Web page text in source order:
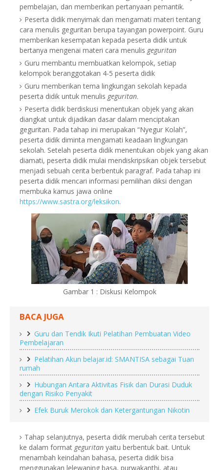
pembelajan, dan memberikan pertanyaan pemantik.
Peserta didik menyimak dan mengamati materi tentang
cara menulis geguritan berupa tayangan powerpoint. Guru
memberikan kesempatan kepada peserta didik untuk
bertanya mengenai materi cara menulis geguritan
Guru membantu membuatkan kelompok, setiap
kelompok beranggotakan 4-5 peserta didik
Guru memberikan tema lingkungan sekolah kepada
peserta didik untuk menulis geguritan.
Peserta didik berdiskusi menentukan objek yang akan
diangkat untuk dijadikan dasar dalam menciptakan
geguritan. Pada tahap ini merupakan “Nyegur Kolah”,
peserta didik diminta mengamati keadaan lingkungan
sekolah. Setelah peserta didik menentukan objek yang akan
diamati, peserta didik mulai mendiskripsikan objek tersebut
menjadi sebuah cerita berbentuk paragraf. Pada tahap ini
peserta didik mencari informasi pemilihan diksi dengan
membuka kamus jawa online
https://www.sastra.org/leksikon.
Gambar 1 : Diskusi Kelompok
BACA JUGA
Guru dan Tendik Ikuti Pelatihan Pembuatan Video
Pembelajaran
Pelatihan Akun belajar.id: SMANTISA sebagai Tuan
rumah
Hubungan Antara Aktivitas Fisik dan Durasi Duduk
dengan Risiko Penyakit
Efek Buruk Merokok dan Ketergantungan Nikotin
Tahap selanjutnya, peserta didik merubah cerita tersebut
ke dalam format geguritan yaitu berbentuk bait. Untuk
menambah keindahan bahasa, peserta didik bisa
menggunakan lelewaning basa, purwakanthi, atau